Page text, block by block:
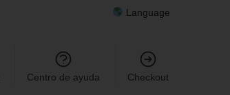
Language
Centro de ayuda Checkout